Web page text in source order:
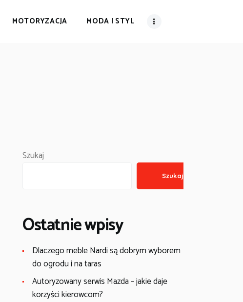
MOTORYZACJA MODA I STYL
Szukaj
Szukaj
Ostatnie wpisy
Dlaczego meble Nardi są dobrym wyborem
do ogrodu i na taras
Autoryzowany serwis Mazda – jakie daje
korzyści kierowcom?